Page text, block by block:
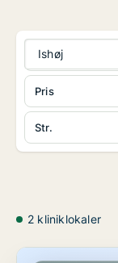
Ishøj
Str.
Pris
2 kliniklokaler
Kontor i Ishøj